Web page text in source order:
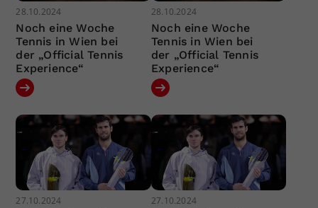
28.10.2024
Noch eine Woche
Tennis in Wien bei
der „Official Tennis
Experience“
28.10.2024
Noch eine Woche
Tennis in Wien bei
der „Official Tennis
Experience“
27.10.2024 27.10.2024